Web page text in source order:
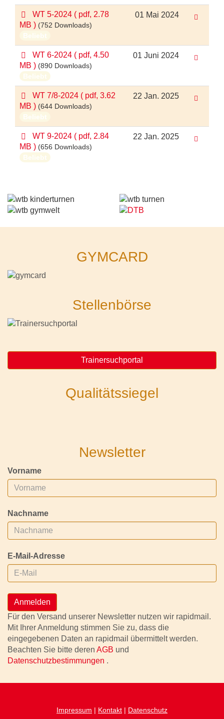
p
d
f
WT 5-2024 ( pdf, 2.78
MB ) (752 Downloads)
Beliebt
01 Mai 2024
p
d
f
WT 6-2024 ( pdf, 4.50
MB ) (890 Downloads)
Beliebt
01 Juni 2024
p
d
f
WT 7/8-2024 ( pdf, 3.62
MB ) (644 Downloads)
Beliebt
22 Jan. 2025
p
d
f
WT 9-2024 ( pdf, 2.84
MB ) (656 Downloads)
Beliebt
22 Jan. 2025
GYMCARD
Stellenbörse
Trainersuchportal
Qualitätssiegel
Newsletter
Vorname
Nachname
E-Mail-Adresse
Anmelden
Für den Versand unserer Newsletter nutzen wir rapidmail.
Mit Ihrer Anmeldung stimmen Sie zu, dass die
eingegebenen Daten an rapidmail übermittelt werden.
Beachten Sie bitte deren AGB und
Datenschutzbestimmungen .
Impressum | Kontakt | Datenschutz